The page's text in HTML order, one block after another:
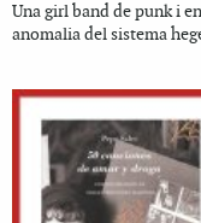
Una girl band de punk i
anomalia del sistema